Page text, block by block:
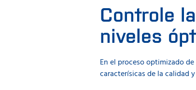
Controle
niveles
En el proceso optimizado
caracterísicas de la calidad